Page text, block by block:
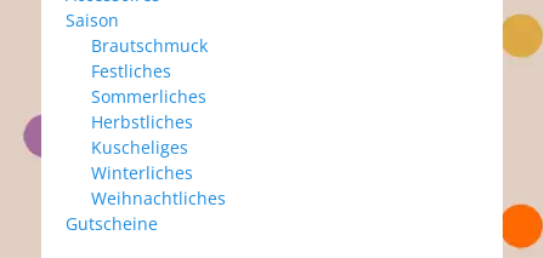
Saison
Brautschmuck
Festliches
Sommerliches
Herbstliches
Kuscheliges
Winterliches
Weihnachtliches
Gutscheine